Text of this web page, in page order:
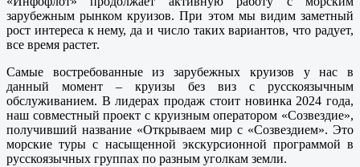
зарубежным рынком круизов. При этом мы видим заметный
рост интереса к нему, да и число таких вариантов, что радует,
все время растет.
Самые востребованные из зарубежных круизов у нас в
данный момент – круизы без виз с русскоязычным
обслуживанием. В лидерах продаж стоит новинка 2024 года,
наш совместный проект с круизным оператором «Созвездие»,
получивший название «Открываем мир с «Созвездием». Это
морские туры с насыщенной экскурсионной программой в
русскоязычных группах по разным уголкам земли.